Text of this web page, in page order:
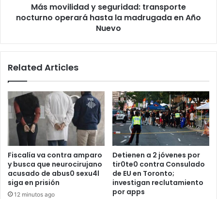
madrugadaMás movilidad y seguridad: transporte
nocturno operará hasta la madrugada en Año
Nuevo
Related Articles
Fiscalía va contra amparo
y busca que neurocirujano
acusado de abus0 sexu4l
siga en prisión
12 minutos ago
Detienen a 2 jóvenes por
tir0te0 contra Consulado
de EU en Toronto;
investigan reclutamiento
por apps